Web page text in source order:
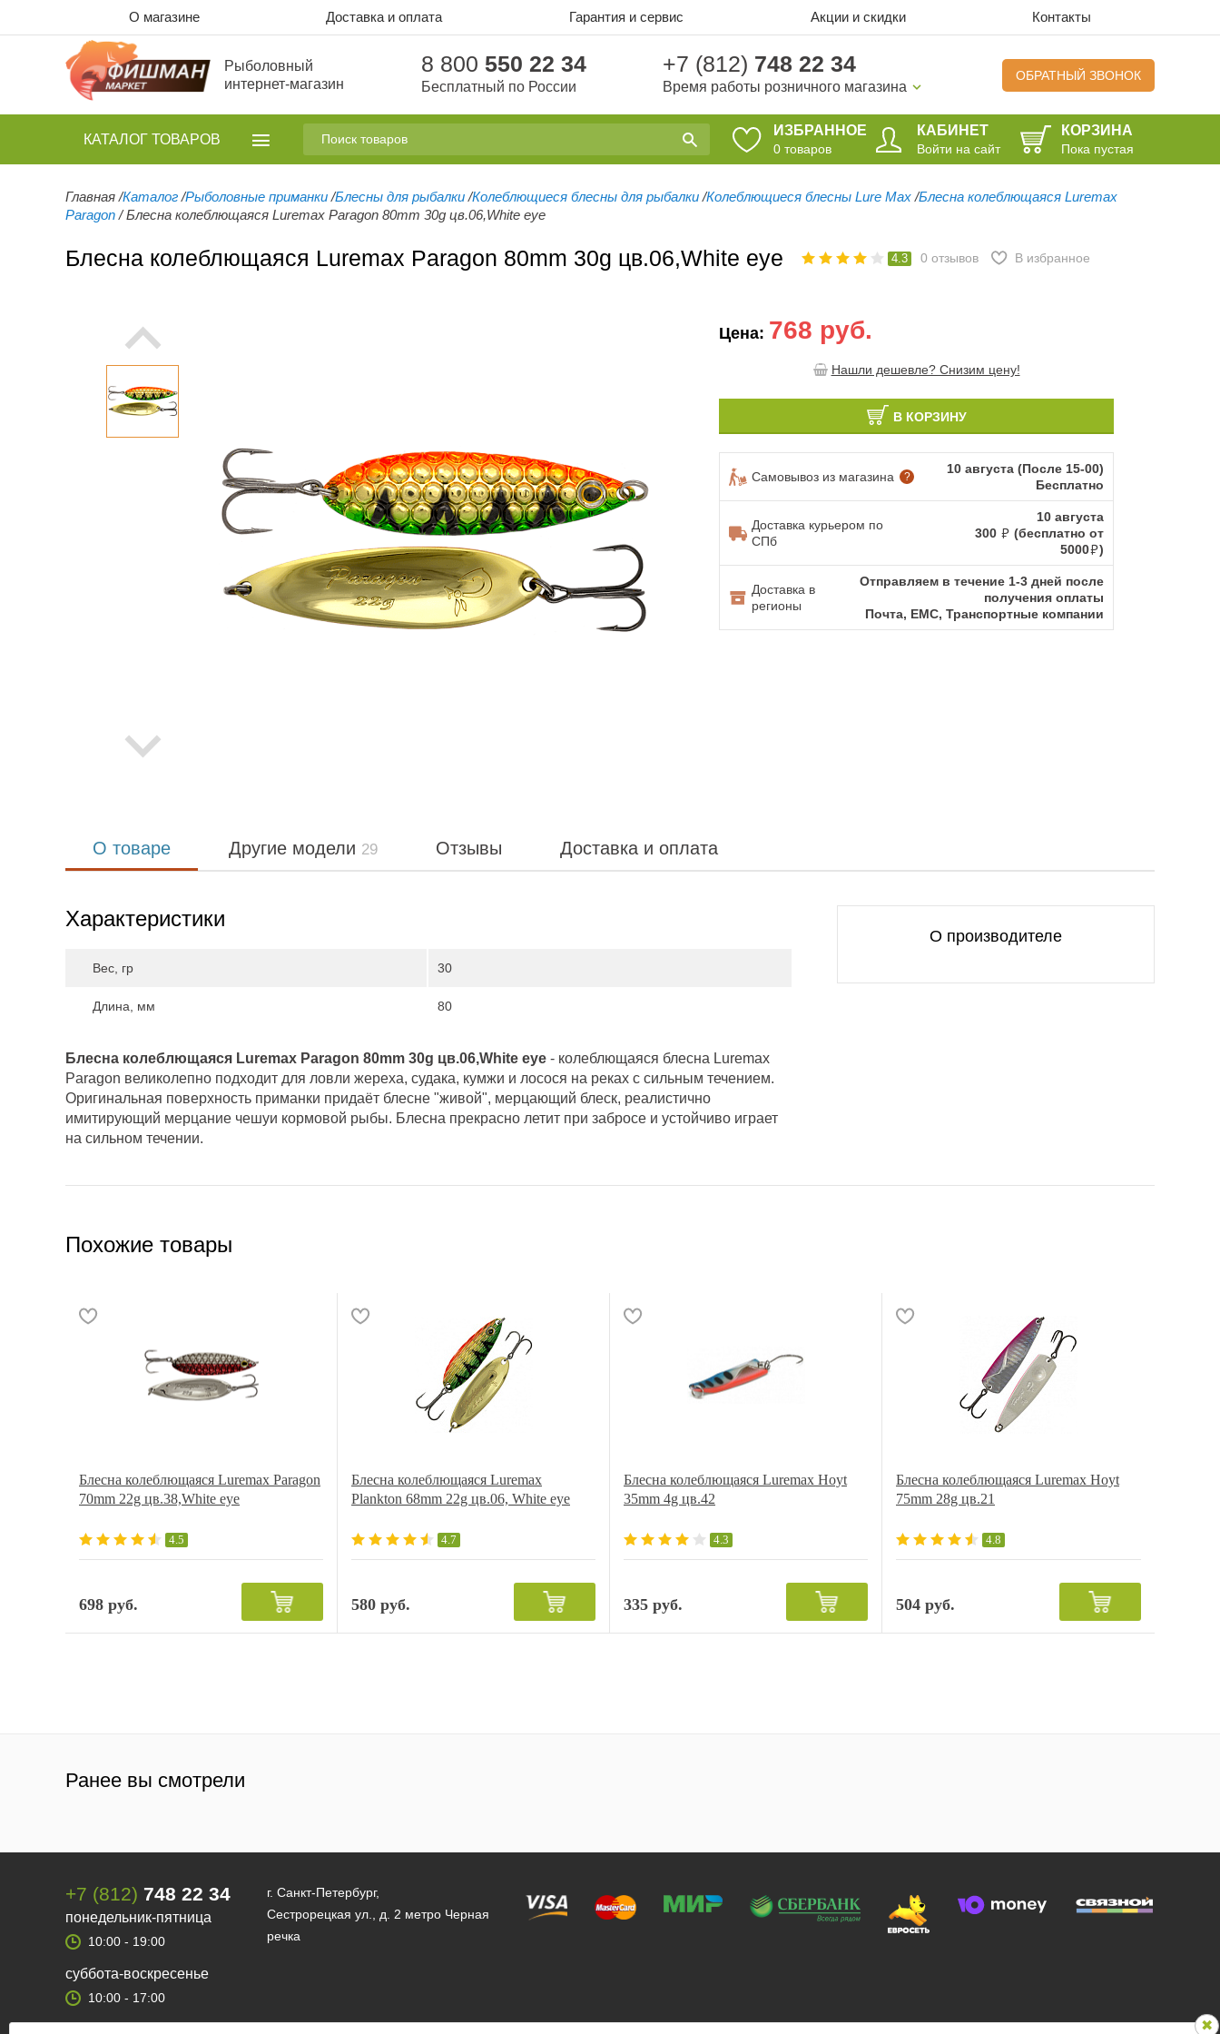
О магазине Доставка и оплата Гарантия и сервис Акции и скидки Контакты
Рыболовный
интернет-магазин
8 800 550 22 34
Бесплатный по России
+7 (812) 748 22 34
Время работы розничного магазина
ОБРАТНЫЙ ЗВОНОК
ИЗБРАННОЕ
0 товаров
КАБИНЕТ
Войти на сайт
КОРЗИНА
Пока пустая
КАТАЛОГ ТОВАРОВ
Главная /Каталог /Рыболовные приманки /Блесны для рыбалки /Колеблющиеся блесны для рыбалки /Колеблющиеся блесны Lure Max /Блесна колеблющаяся Luremax
Paragon /Блесна колеблющаяся Luremax Paragon 80mm 30g цв.06,White eye
Блесна колеблющаяся Luremax Paragon 80mm 30g цв.06,White eye 4.3 0 отзывов В избранное
Цена: 768 руб.
Нашли дешевле? Снизим цену!
В КОРЗИНУ
Самовывоз из магазина ?
10 августа (После 15-00)
Бесплатно
Доставка курьером по
СПб
10 августа
300
(бесплатно от
5000
)
Доставка в
регионы
Отправляем в течение 1-3 дней после
получения оплаты
Почта, ЕМС, Транспортные компании
О товаре Другие модели 29 Отзывы Доставка и оплата
О производителе
Характеристики
Вес, гр 30
Длина, мм 80
Блесна колеблющаяся Luremax Paragon 80mm 30g цв.06,White eye - колеблющаяся блесна Luremax
Paragon великолепно подходит для ловли жереха, судака, кумжи и лосося на реках с сильным течением.
Оригинальная поверхность приманки придаёт блесне "живой", мерцающий блеск, реалистично
имитирующий мерцание чешуи кормовой рыбы. Блесна прекрасно летит при забросе и устойчиво играет
на сильном течении.
Похожие товары
Блесна колеблющаяся Luremax Paragon
70mm 22g цв.38,White eye
4.5
698 руб.
Блесна колеблющаяся Luremax
Plankton 68mm 22g цв.06, White eye
4.7
580 руб.
Блесна колеблющаяся Luremax Hoyt
35mm 4g цв.42
4.3
335 руб.
Блесна колеблющаяся Luremax Hoyt
75mm 28g цв.21
4.8
504 руб.
Ранее вы смотрели
+7 (812) 748 22 34
понедельник-пятница
10:00 - 19:00
суббота-воскресенье
10:00 - 17:00
г. Санкт-Петербург,
Сестрорецкая ул., д. 2 метро Черная
речка